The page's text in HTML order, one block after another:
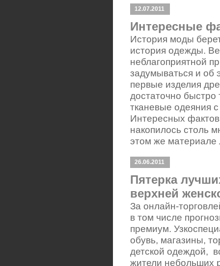
12.07.2011
Интересные
История моды
история одежды.
неблагоприятной
задумываться и об
первые изделия
достаточно
тканевые одеяния
Интересных
накопилось столь
этом же
26.06.2011
Пятерка
верхней
За онлайн-
в том числе
премиум.
обувь, магазины,
детской одеждой,
жители небольших